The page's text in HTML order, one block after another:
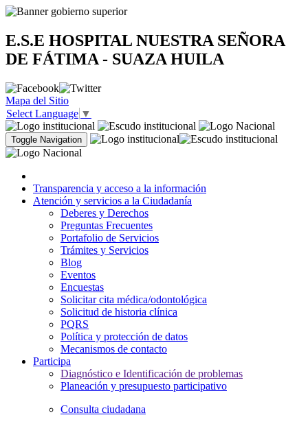
E.S.E HOSPITAL NUESTRA SEÑORA
DE FÁTIMA - SUAZA HUILA
Mapa del Sitio
Select Language ▼
Toggle Navigation
Transparencia y acceso a la información
Atención y servicios a la Ciudadanía
Deberes y Derechos
Preguntas Frecuentes
Portafolio de Servicios
Trámites y Servicios
Blog
Eventos
Encuestas
Solicitar cita médica/odontológica
Solicitud de historia clínica
PQRS
Política y protección de datos
Mecanismos de contacto
Participa
Diagnóstico e Identificación de problemas
Planeación y presupuesto participativo
Consulta ciudadana